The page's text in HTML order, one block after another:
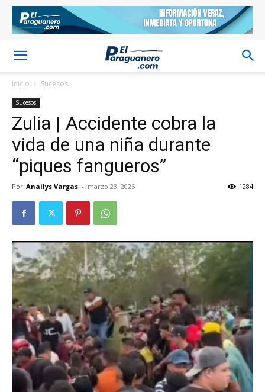
Inicio Sucesos
Sucesos
Zulia | Accidente cobra la
vida de una niña durante
“piques fangueros”
Por Anailys Vargas - marzo 23, 2026 1284